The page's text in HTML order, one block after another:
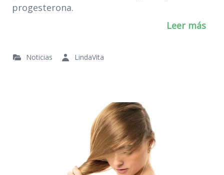
progesterona.
Leer más
Noticias LindaVita